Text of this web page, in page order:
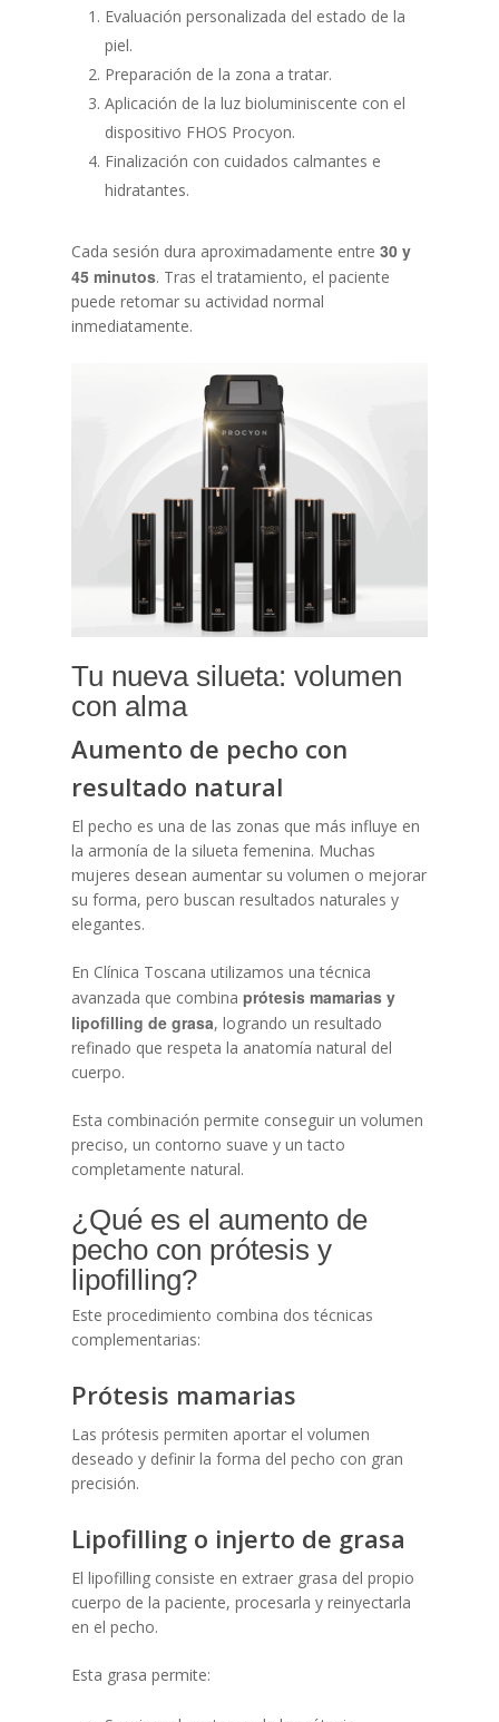
Evaluación personalizada del estado de la
piel.
Preparación de la zona a tratar.
Aplicación de la luz bioluminiscente con el
dispositivo FHOS Procyon.
Finalización con cuidados calmantes e
hidratantes.
Cada sesión dura aproximadamente entre 30 y
45 minutos. Tras el tratamiento, el paciente
puede retomar su actividad normal
inmediatamente.
Tu nueva silueta: volumen
con alma
Aumento de pecho con
resultado natural
El pecho es una de las zonas que más influye en
la armonía de la silueta femenina. Muchas
mujeres desean aumentar su volumen o mejorar
su forma, pero buscan resultados naturales y
elegantes.
En Clínica Toscana utilizamos una técnica
avanzada que combina prótesis mamarias y
lipofilling de grasa, logrando un resultado
refinado que respeta la anatomía natural del
cuerpo.
Esta combinación permite conseguir un volumen
preciso, un contorno suave y un tacto
completamente natural.
¿Qué es el aumento de
pecho con prótesis y
lipofilling?
Este procedimiento combina dos técnicas
complementarias:
Prótesis mamarias
Las prótesis permiten aportar el volumen
deseado y definir la forma del pecho con gran
precisión.
Lipofilling o injerto de grasa
El lipofilling consiste en extraer grasa del propio
cuerpo de la paciente, procesarla y reinyectarla
en el pecho.
Esta grasa permite:
Tel.934 878 640
Inicio
Medicina Estética
Medicina Estética
Ginecología y
Equipo
La Clínica